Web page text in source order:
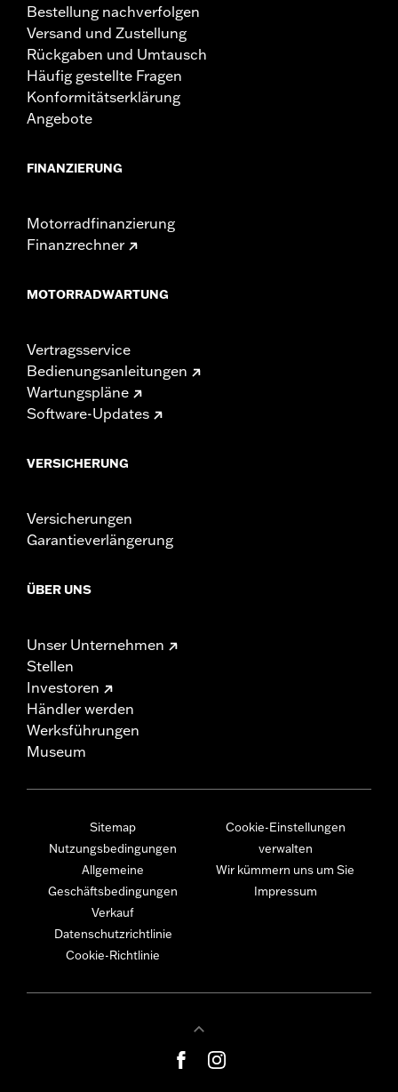
Bestellung nachverfolgen
Versand und Zustellung
Rückgaben und Umtausch
Häufig gestellte Fragen
Konformitätserklärung
Angebote
FINANZIERUNG
Motorradfinanzierung
Finanzrechner
MOTORRADWARTUNG
Vertragsservice
Bedienungsanleitungen
Wartungspläne
Software-Updates
VERSICHERUNG
Versicherungen
Garantieverlängerung
ÜBER UNS
Unser Unternehmen
Stellen
Investoren
Händler werden
Werksführungen
Museum
Sitemap
Nutzungsbedingungen
Allgemeine
Geschäftsbedingungen
Verkauf
Datenschutzrichtlinie
Cookie-Richtlinie
Cookie-Einstellungen
verwalten
Wir kümmern uns um Sie
Impressum